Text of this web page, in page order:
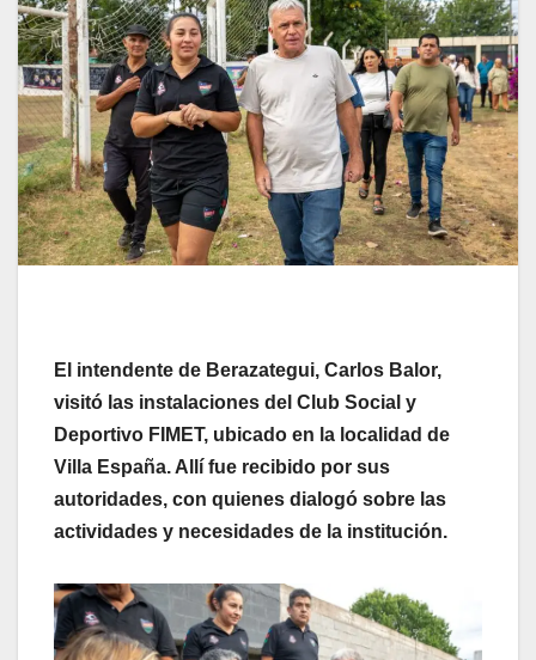
El intendente de Berazategui, Carlos Balor,
visitó las instalaciones del Club Social y
Deportivo FIMET, ubicado en la localidad de
Villa España. Allí fue recibido por sus
autoridades, con quienes dialogó sobre las
actividades y necesidades de la institución.